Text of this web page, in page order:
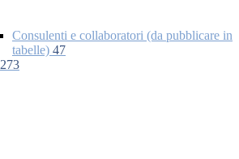
Consulenti e collaboratori (da pubblicare in
tabelle) 47
273